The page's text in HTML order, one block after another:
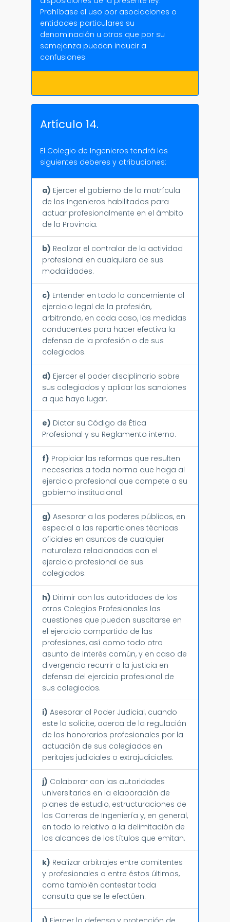
Prohíbase el uso por asociaciones o
entidades particulares su
denominación u otras que por su
semejanza puedan inducir a
confusiones.
Artículo 14.
El Colegio de Ingenieros tendrá los
siguientes deberes y atribuciones:
a) Ejercer el gobierno de la matrícula
de los Ingenieros habilitados para
actuar profesionalmente en el ámbito
de la Provincia.
b) Realizar el contralor de la actividad
profesional en cualquiera de sus
modalidades.
c) Entender en todo lo concerniente al
ejercicio legal de la profesión,
arbitrando, en cada caso, las medidas
conducentes para hacer efectiva la
defensa de la profesión o de sus
colegiados.
d) Ejercer el poder disciplinario sobre
sus colegiados y aplicar las sanciones
a que haya lugar.
e) Dictar su Código de Ética
Profesional y su Reglamento interno.
f) Propiciar las reformas que resulten
necesarias a toda norma que haga al
ejercicio profesional que compete a su
gobierno institucional.
g) Asesorar a los poderes públicos, en
especial a las reparticiones técnicas
oficiales en asuntos de cualquier
naturaleza relacionadas con el
ejercicio profesional de sus
colegiados.
h) Dirimir con las autoridades de los
otros Colegios Profesionales las
cuestiones que puedan suscitarse en
el ejercicio compartido de las
profesiones, así como todo otro
asunto de interés común, y en caso de
divergencia recurrir a la justicia en
defensa del ejercicio profesional de
sus colegiados.
i) Asesorar al Poder Judicial, cuando
este lo solicite, acerca de la regulación
de los honorarios profesionales por la
actuación de sus colegiados en
peritajes judiciales o extrajudiciales.
j) Colaborar con las autoridades
universitarias en la elaboración de
planes de estudio, estructuraciones de
las Carreras de Ingeniería y, en general,
en todo lo relativo a la delimitación de
los alcances de los títulos que emitan.
k) Realizar arbitrajes entre comitentes
y profesionales o entre éstos últimos,
como también contestar toda
consulta que se le efectúen.